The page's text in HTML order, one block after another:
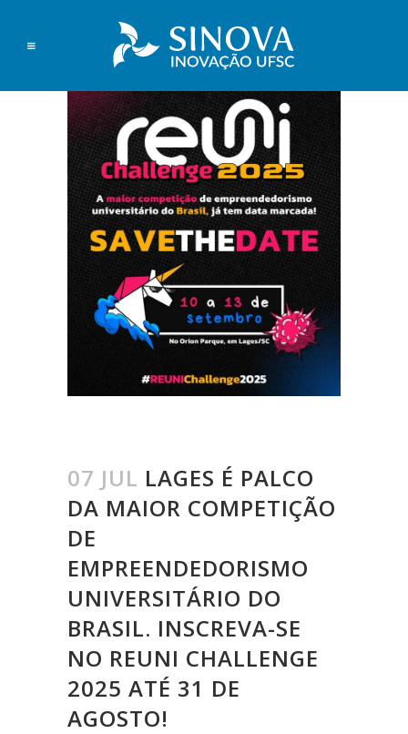
07 JUL LAGES É PALCO
DA MAIOR COMPETIÇÃO
DE
EMPREENDEDORISMO
UNIVERSITÁRIO DO
BRASIL. INSCREVA-SE
NO REUNI CHALLENGE
2025 ATÉ 31 DE
AGOSTO!